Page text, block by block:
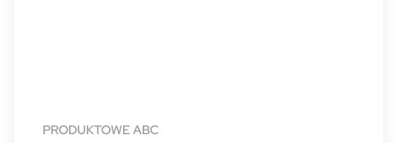
PRODUKTOWE ABC